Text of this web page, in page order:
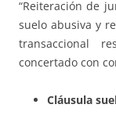
“Reiteración de
suelo abusiva y
transaccional
concertado con
Cláusula